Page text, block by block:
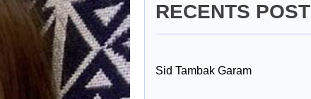
RECENTS POST
Sid Tambak Garam